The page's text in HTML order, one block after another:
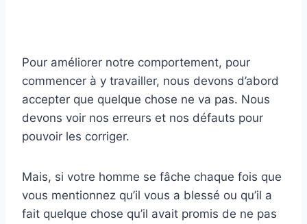
Pour améliorer notre comportement, pour
commencer à y travailler, nous devons d’abord
accepter que quelque chose ne va pas. Nous
devons voir nos erreurs et nos défauts pour
pouvoir les corriger.
Mais, si votre homme se fâche chaque fois que
vous mentionnez qu’il vous a blessé ou qu’il a
fait quelque chose qu’il avait promis de ne pas